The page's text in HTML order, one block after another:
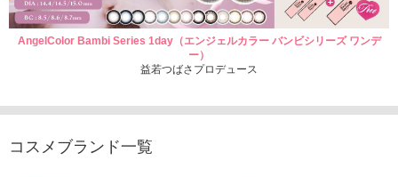
AngelColor Bambi Series 1day（エンジェルカラー バンビシリーズ ワンデ
ー）
益若つばさプロデュース
コスメブランド一覧